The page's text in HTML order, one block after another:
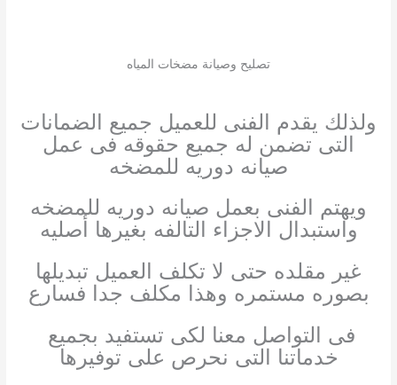
تصليح وصيانة مضخات المياه
ولذلك يقدم الفنى للعميل جميع الضمانات
التى تضمن له جميع حقوقه فى عمل
صيانه دوريه للمضخه
ويهتم الفنى بعمل صيانه دوريه للمضخه
واستبدال الاجزاء التالفه بغيرها أصليه
غير مقلده حتى لا تكلف العميل تبديلها
بصوره مستمره وهذا مكلف جدا فسارع
فى التواصل معنا لكى تستفيد بجميع
خدماتنا التى نحرص على توفيرها